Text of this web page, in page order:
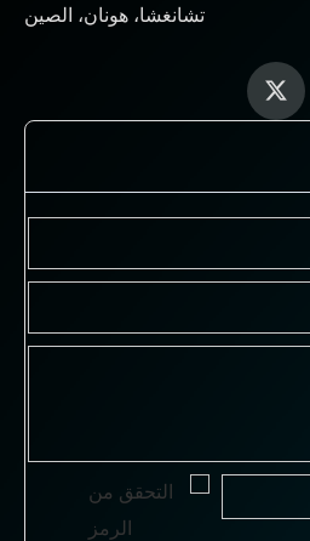
تشانغشا، هونان، الصين